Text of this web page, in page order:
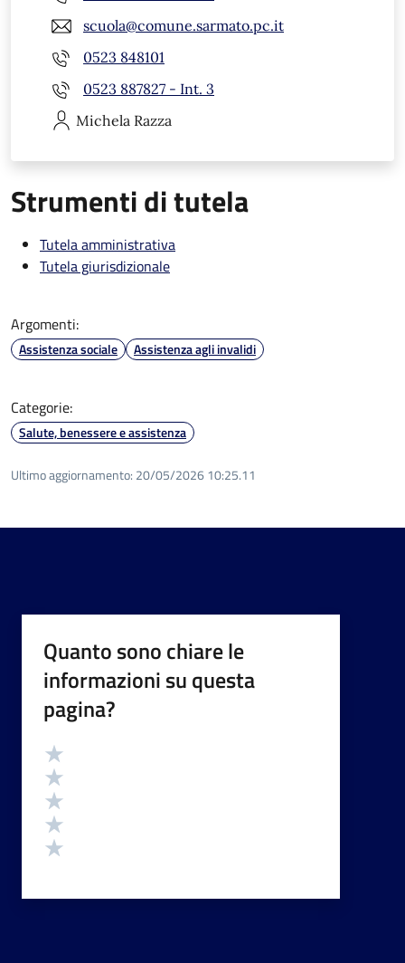
scuola@comune.sarmato.pc.it
0523 848101
0523 887827 - Int. 3
Michela Razza
Strumenti di tutela
Tutela amministrativa
Tutela giurisdizionale
Argomenti:
Assistenza sociale Assistenza agli invalidi
Categorie:
Salute, benessere e assistenza
Ultimo aggiornamento: 20/05/2026 10:25.11
Quanto sono chiare le
informazioni su questa
pagina?
Valutazione